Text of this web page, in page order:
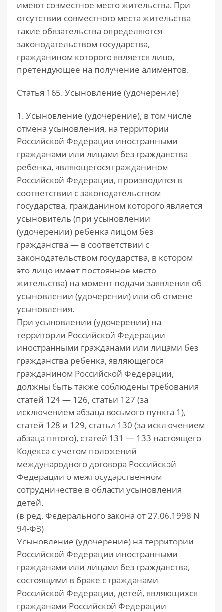
имеют совместное место жительства. При
отсутствии совместного места жительства
такие обязательства определяются
законодательством государства,
гражданином которого является лицо,
претендующее на получение алиментов.
Статья 165. Усыновление (удочерение)
1. Усыновление (удочерение), в том числе
отмена усыновления, на территории
Российской Федерации иностранными
гражданами или лицами без гражданства
ребенка, являющегося гражданином
Российской Федерации, производится в
соответствии с законодательством
государства, гражданином которого является
усыновитель (при усыновлении
(удочерении) ребенка лицом без
гражданства — в соответствии с
законодательством государства, в котором
это лицо имеет постоянное место
жительства) на момент подачи заявления об
усыновлении (удочерении) или об отмене
усыновления.
При усыновлении (удочерении) на
территории Российской Федерации
иностранными гражданами или лицами без
гражданства ребенка, являющегося
гражданином Российской Федерации,
должны быть также соблюдены требования
статей 124 — 126, статьи 127 (за
исключением абзаца восьмого пункта 1),
статей 128 и 129, статьи 130 (за исключением
абзаца пятого), статей 131 — 133 настоящего
Кодекса с учетом положений
международного договора Российской
Федерации о межгосударственном
сотрудничестве в области усыновления
детей.
(в ред. Федерального закона от 27.06.1998 N
94-ФЗ)
Усыновление (удочерение) на территории
Российской Федерации иностранными
гражданами или лицами без гражданства,
состоящими в браке с гражданами
Российской Федерации, детей, являющихся
гражданами Российской Федерации,